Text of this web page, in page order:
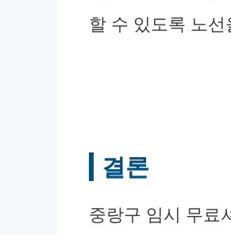
할 수 있도록 노
결론
중랑구 임시 무료